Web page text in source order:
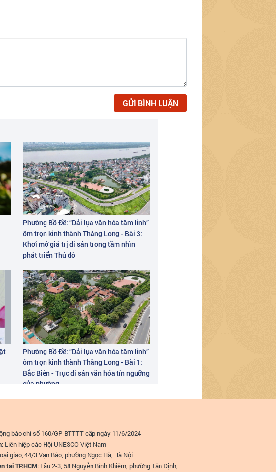
GỬI BÌNH LUẬN
Phường Bồ Đề: “Dải lụa văn hóa tâm linh”
ôm trọn kinh thành Thăng Long - Bài 3:
Khơi mở giá trị di sản trong tầm nhìn
phát triển Thủ đô
Phường Bồ Đề: “Dải lụa văn hóa tâm linh”
ôm trọn kinh thành Thăng Long - Bài 1:
Bắc Biên - Trục di sản văn hóa tín ngưỡng
của phường
báo chí số 160/GP-BTTTT cấp ngày 11/6/2024
: Liên hiệp các Hội UNESCO Việt Nam
giao, 44/3 Vạn Bảo, phường Ngọc Hà, Hà Nội
tại TP.HCM: Lầu 2-3, 58 Nguyễn Bỉnh Khiêm, phường Tân Định,